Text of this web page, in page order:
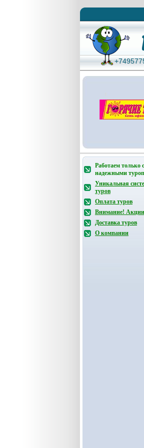
Работаем только с
надежными
Уникальная
туров
Оплата туров
Внимание!
Доставка туров
О компании